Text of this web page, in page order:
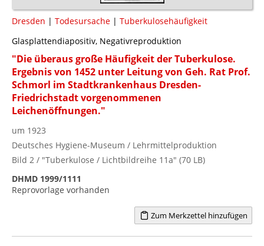
Dresden | Todesursache | Tuberkulosehäufigkeit
Glasplattendiapositiv, Negativreproduktion
"Die überaus große Häufigkeit der Tuberkulose.
Ergebnis von 1452 unter Leitung von Geh. Rat Prof.
Schmorl im Stadtkrankenhaus Dresden-
Friedrichstadt vorgenommenen
Leichenöffnungen."
um 1923
Deutsches Hygiene-Museum / Lehrmittelproduktion
Bild 2 / "Tuberkulose / Lichtbildreihe 11a" (70 LB)
DHMD 1999/1111
Reprovorlage vorhanden
Zum Merkzettel hinzufügen